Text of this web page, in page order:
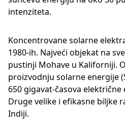
intenziteta.
Koncentrovane solarne
1980-ih. Najveći objekat na
pustinji Mohave u Kaliforniji.
proizvodnju solarne energije
650 gigavat-časova
Druge velike i efikasne biljke
Indiji.